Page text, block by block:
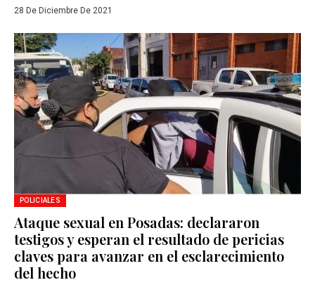
28 De Diciembre De 2021
POLICIALES
Ataque sexual en Posadas: declararon
testigos y esperan el resultado de pericias
claves para avanzar en el esclarecimiento
del hecho